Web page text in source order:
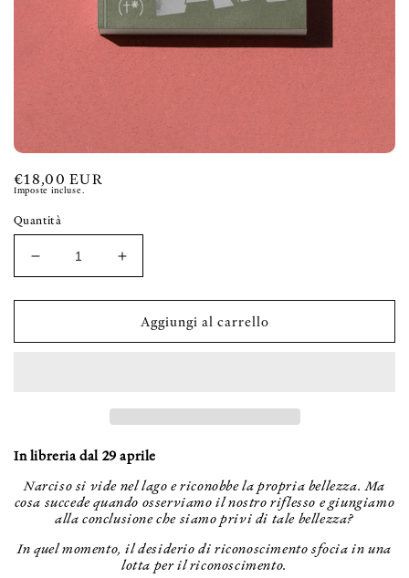
contenuti
multimediali
in
finestra
Prezzo
di
listino
€18,00 EUR
Imposte incluse.
Quantità
Diminuisci
quantità
per
UN&#39;OPERA
Aumenta
quantità
per
DIVENTARE
UN&#39;OPERA
Aggiungi al carrello
In libreria dal 29 aprile
Narciso si vide nel lago e riconobbe la propria bellezza. Ma
cosa succede quando osserviamo il nostro riflesso e giungiamo
alla conclusione che siamo privi di tale bellezza?
In quel momento, il desiderio di riconoscimento sfocia in una
lotta per il riconoscimento.